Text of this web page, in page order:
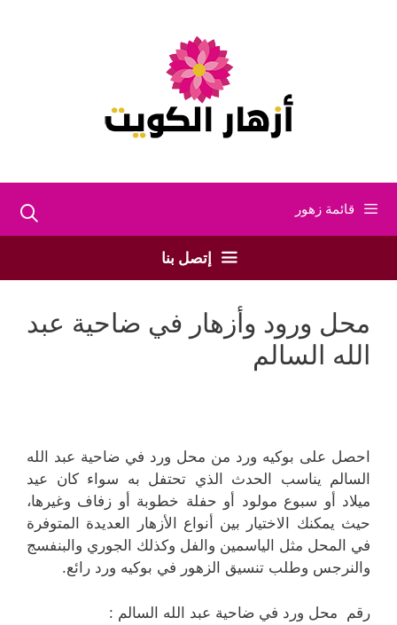
قائمة زهور
إتصل بنا
محل ورود وأزهار في ضاحية عبد
الله السالم
احصل على بوكيه ورد من محل ورد في ضاحية عبد الله
السالم يناسب الحدث الذي تحتفل به سواء كان عيد
ميلاد أو سبوع مولود أو حفلة خطوبة أو زفاف وغيرها،
حيث يمكنك الاختيار بين أنواع الأزهار العديدة المتوفرة
في المحل مثل الياسمين والفل وكذلك الجوري والبنفسج
والنرجس وطلب تنسيق الزهور في بوكيه ورد رائع.
رقم محل ورد في ضاحية عبد الله السالم :